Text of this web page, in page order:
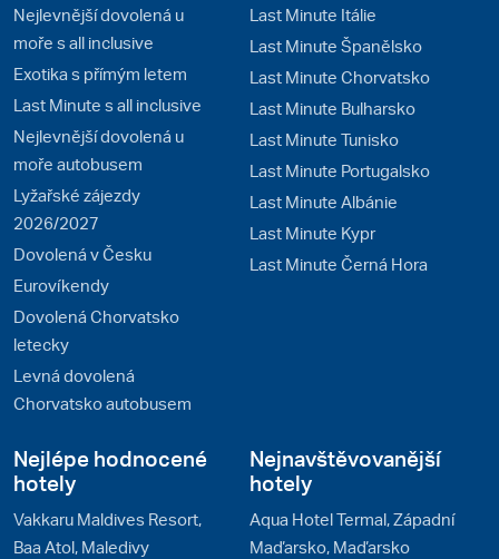
Nejlevnější dovolená u
moře s all inclusive
Exotika s přímým letem
Last Minute s all inclusive
Nejlevnější dovolená u
moře autobusem
Lyžařské zájezdy
2026/2027
Dovolená v Česku
Eurovíkendy
Dovolená Chorvatsko
letecky
Levná dovolená
Chorvatsko autobusem
Last Minute Itálie
Last Minute Španělsko
Last Minute Chorvatsko
Last Minute Bulharsko
Last Minute Tunisko
Last Minute Portugalsko
Last Minute Albánie
Last Minute Kypr
Last Minute Černá Hora
Nejlépe hodnocené
hotely
Vakkaru Maldives Resort,
Baa Atol, Maledivy
Nejnavštěvovanější
hotely
Aqua Hotel Termal, Západní
Maďarsko, Maďarsko